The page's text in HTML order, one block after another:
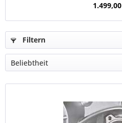
Filtern